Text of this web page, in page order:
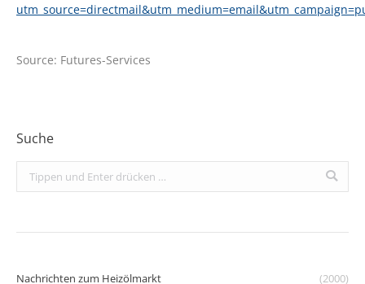
Source: Futures-Services
Suche
Search:
Nachrichten zum Heizölmarkt
(2000)